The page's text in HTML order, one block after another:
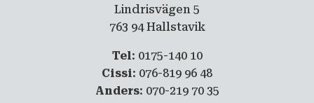
Lindrisvägen 5
763 94 Hallstavik
Tel: 0175-140 10
Cissi: 076-819 96 48
Anders: 070-219 70 35